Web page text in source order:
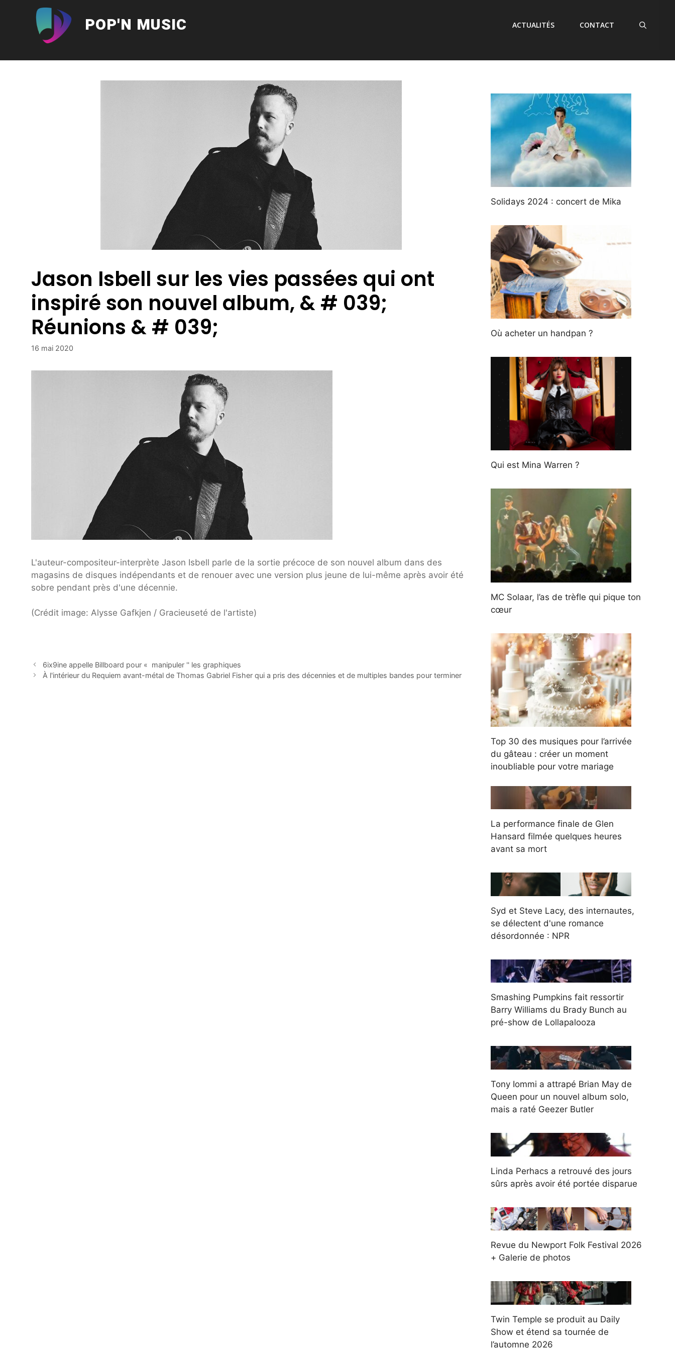
POP'N MUSIC ACTUALITÉS CONTACT
Jason Isbell sur les vies passées qui ont
inspiré son nouvel album, & # 039;
Réunions & # 039;
16 mai 2020
L'auteur-compositeur-interprète Jason Isbell parle de la sortie précoce de son nouvel album dans des
magasins de disques indépendants et de renouer avec une version plus jeune de lui-même après avoir été
sobre pendant près d'une décennie.
(Crédit image: Alysse Gafkjen / Gracieuseté de l'artiste)
6ix9ine appelle Billboard pour « manipuler '' les graphiques
À l'intérieur du Requiem avant-métal de Thomas Gabriel Fisher qui a pris des décennies et de multiples bandes pour terminer
Solidays 2024 : concert de Mika
Où acheter un handpan ?
Qui est Mina Warren ?
MC Solaar, l’as de trèfle qui pique ton
cœur
Top 30 des musiques pour l’arrivée
du gâteau : créer un moment
inoubliable pour votre mariage
La performance finale de Glen
Hansard filmée quelques heures
avant sa mort
Syd et Steve Lacy, des internautes,
se délectent d'une romance
désordonnée : NPR
Smashing Pumpkins fait ressortir
Barry Williams du Brady Bunch au
pré-show de Lollapalooza
Tony Iommi a attrapé Brian May de
Queen pour un nouvel album solo,
mais a raté Geezer Butler
Linda Perhacs a retrouvé des jours
sûrs après avoir été portée disparue
Revue du Newport Folk Festival 2026
+ Galerie de photos
Twin Temple se produit au Daily
Show et étend sa tournée de
l’automne 2026